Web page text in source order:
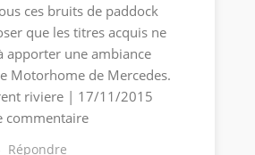
ces bruits de paddock
que les titres acquis ne
apporter une ambiance
Motorhome de Mercedes.
riviere | 17/11/2015
commentaire
Répondre